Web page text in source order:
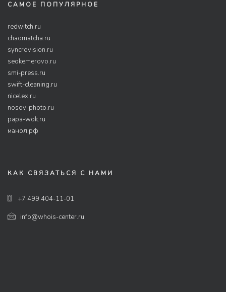
САМОЕ ПОПУЛЯРНОЕ
redwitch.ru
chaomatcha.ru
syncrovision.ru
seokemerovo.ru
smi-press.ru
swift-cleaning.ru
nicelex.ru
nosov-photo.ru
papa-wok.ru
манол.рф
КАК СВЯЗАТЬСЯ С НАМИ
+7 499 404-11-01
info@whois-center.ru